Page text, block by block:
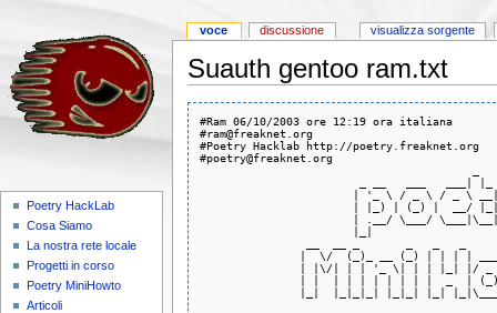
Suauth gentoo ram.txt
#Ram 06/10/2003 ore 12:19 ora italiana
#ram@freaknet.org
#Poetry Hacklab http://poetry.freaknet.org
#poetry@freaknet.org
_ __   ___   ___|
| '_ \ / _ \ / _ \
| |_) | (_) |  __/
| .__/ \___/
|_|
|  \/  (_)_ __ (_) | | | |
| |\/| | | '_ \| | | |_| |/
| |  | | | | | | | |  _  |
|_|  |_|_|_| |_|_| |_|
voce discussione visualizza sorgente
Poetry HackLab
Cosa Siamo
La nostra rete locale
Progetti in corso
Poetry MiniHowto
Articoli